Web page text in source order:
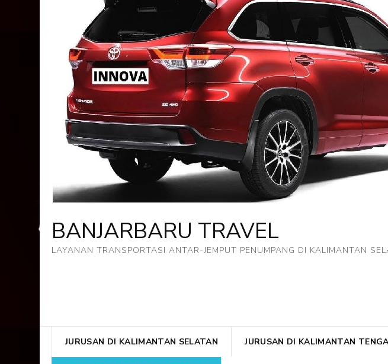
BANJARBARU TRAVEL
LAYANAN TRANSPORTASI ANTAR-JEMPUT PENUMPANG DI KALIMANTAN
JURUSAN DI KALIMANTAN SELATAN JURUSAN DI KALIMANTAN